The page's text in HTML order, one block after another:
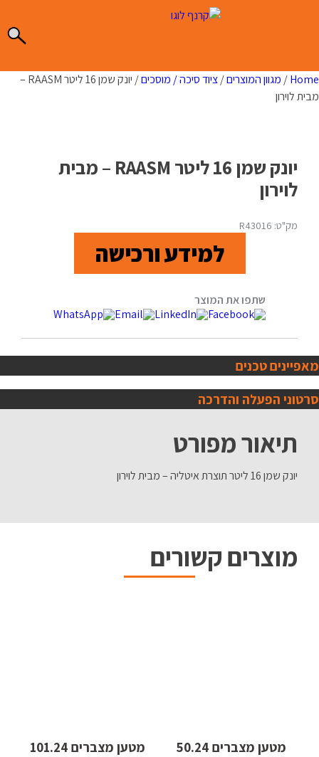
Home
/ מגוון המוצרים/ציוד סיכה / מוסכים
/ יונק שמן 16 ליטר RAASM –
מבית לוירון
יונק שמן 16 ליטר RAASM – מבית
לוירון
מק"ט: R43016
למידע ורכישה
מאפיינים טכנים
סרטוני הפעלה והדרכה
תיאור מפורט
יונק שמן 16 ליטר תוצרת איטליה – מבית לוירון
מוצרים קשורים
מטען מצברים 50.24
מטען מצברים 101.24